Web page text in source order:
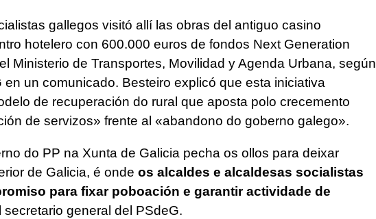
gallegos visitó allí las obras del antiguo casino
hotelero con 600.000 euros de fondos Next Generation
Ministerio de Transportes, Movilidad y Agenda Urbana, según
en un comunicado. Besteiro explicó que esta iniciativa
de recuperación do rural que aposta polo crecemento
de servizos» frente al «abandono do goberno galego».
do PP na Xunta de Galicia pecha os ollos para deixar
de Galicia, é onde os alcaldes e alcaldesas socialistas
para fixar poboación e garantir actividade de
secretario general del PSdeG.